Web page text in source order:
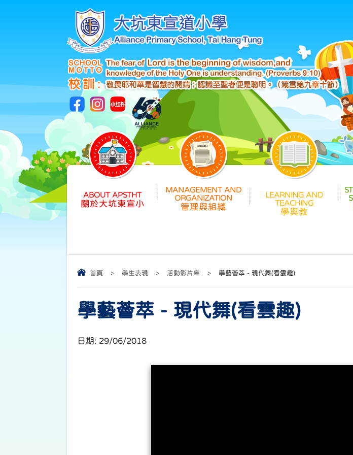
關於大坑東宣小 管理與組織
學與教
首頁 > 學生表現 > 活動影片庫 > 學藝薈萃 - 現代舞(看雲趣)
學藝薈萃 - 現代舞(看雲趣)
日期: 29/06/2018